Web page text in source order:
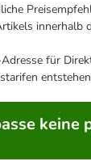
innerhalb
für
keine